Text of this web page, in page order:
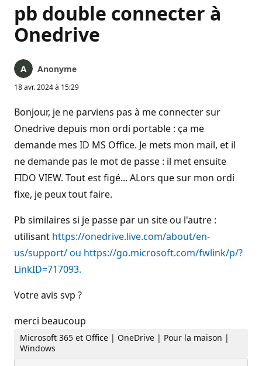
pb double connecter à
Onedrive
Anonyme
18 avr. 2024 à 15:29
Bonjour, je ne parviens pas à me connecter sur
Onedrive depuis mon ordi portable : ça me
demande mes ID MS Office. Je mets mon mail, et il
ne demande pas le mot de passe : il met ensuite
FIDO VIEW. Tout est figé... ALors que sur mon ordi
fixe, je peux tout faire.
Pb similaires si je passe par un site ou l'autre :
utilisant https://onedrive.live.com/about/en-
us/support/ ou https://go.microsoft.com/fwlink/p/?
LinkID=717093.
Votre avis svp ?
merci beaucoup
Microsoft 365 et Office | OneDrive | Pour la maison |
Windows